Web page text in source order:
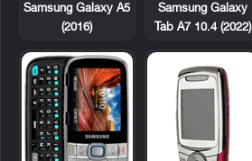
Samsung Galaxy
Tab A7 10.4 (2022)
Samsung Galaxy A5
(2016)